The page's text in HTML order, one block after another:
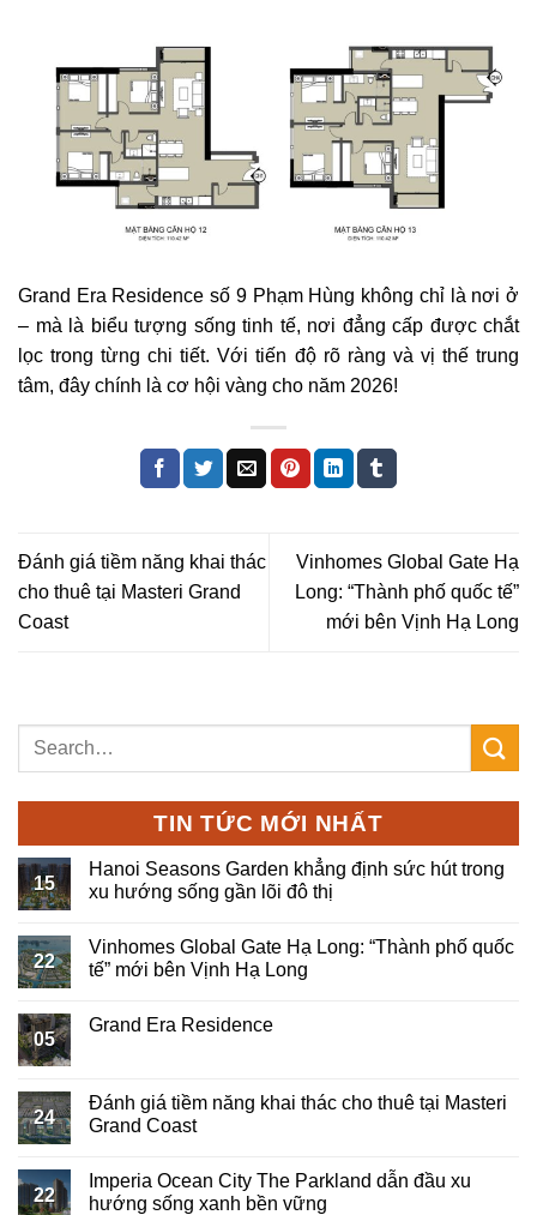
Grand Era Residence số 9 Phạm Hùng không chỉ là nơi ở
– mà là biểu tượng sống tinh tế, nơi đẳng cấp được chắt
lọc trong từng chi tiết. Với tiến độ rõ ràng và vị thế trung
tâm, đây chính là cơ hội vàng cho năm 2026!
Đánh giá tiềm năng khai thác
cho thuê tại Masteri Grand
Coast
Vinhomes Global Gate Hạ
Long: “Thành phố quốc tế”
mới bên Vịnh Hạ Long
TIN TỨC MỚI NHẤT
15
Hanoi Seasons Garden khẳng định sức hút trong
xu hướng sống gần lõi đô thị
22
Vinhomes Global Gate Hạ Long: “Thành phố quốc
tế” mới bên Vịnh Hạ Long
05
Grand Era Residence
24
Đánh giá tiềm năng khai thác cho thuê tại Masteri
Grand Coast
22
Imperia Ocean City The Parkland dẫn đầu xu
hướng sống xanh bền vững